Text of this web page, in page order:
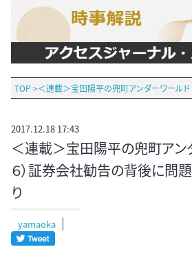
TOP >＜連載＞宝田陽平の兜町アンダーワールド
2017.12.18 17:43
＜連載＞宝田陽平の兜町アン
６）証券会社勧告の背後に問
り
yamaoka